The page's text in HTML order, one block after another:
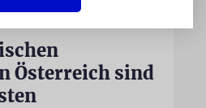
Österreich sind